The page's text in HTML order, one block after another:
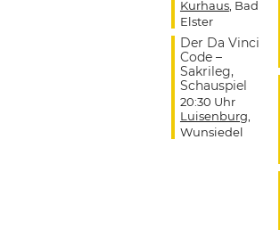
Kurhaus, Bad
Elster
Der Da Vinci
Code –
Sakrileg,
Schauspiel
20:30 Uhr
Luisenburg,
Wunsiedel